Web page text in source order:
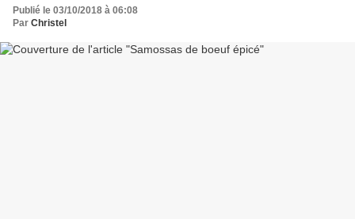
Publié le 03/10/2018 à 06:08
Par Christel